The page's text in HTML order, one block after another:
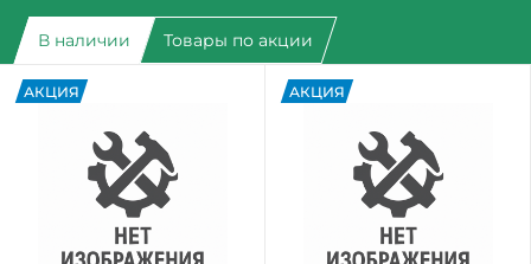
В наличии Товары по акции
АКЦИЯ АКЦИЯ